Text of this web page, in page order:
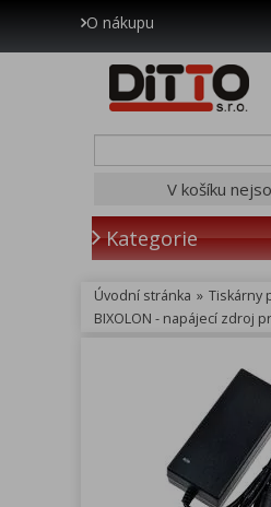
O nákupu
V košíku
Kategorie
Úvodní stránka » Tiskárny
BIXOLON - napájecí zdroj